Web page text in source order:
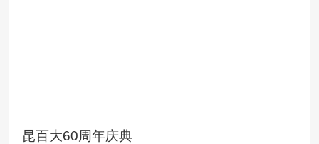
昆百大60周年庆典